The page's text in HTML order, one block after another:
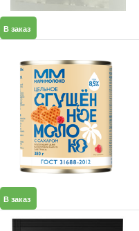
В заказ
В заказ